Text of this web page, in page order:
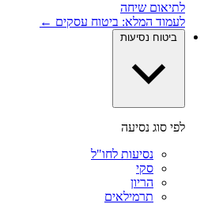
לתיאום שיחה
לעמוד המלא: ביטוח עסקים ←
ביטוח נסיעות
לפי סוג נסיעה
נסיעות לחו"ל
סקי
הריון
תרמילאים